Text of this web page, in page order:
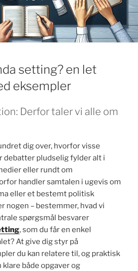
setting? en let
eksempler
Derfor taler vi alle om
dig over, hvorfor visse
debatter pludselig fylder alt i
eller rundt om
handler samtalen i ugevis om
eller et bestemt politisk
nogen – bestemmer, hvad vi
spørgsmål besvarer
, som du får en enkel
At give dig styr på
du kan relatere til, og praktisk
klare både opgaver og